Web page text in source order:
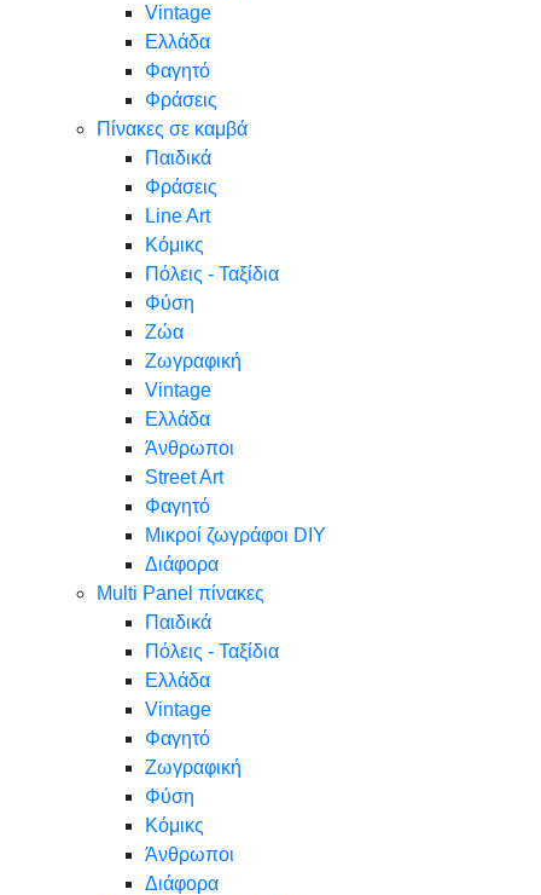
Vintage
Ελλάδα
Φαγητό
Φράσεις
Πίνακες σε καμβά
Παιδικά
Φράσεις
Line Art
Κόμικς
Πόλεις - Ταξίδια
Φύση
Ζώα
Ζωγραφική
Vintage
Ελλάδα
Άνθρωποι
Street Art
Φαγητό
Μικροί ζωγράφοι DIY
Διάφορα
Multi Panel πίνακες
Παιδικά
Πόλεις - Ταξίδια
Ελλάδα
Vintage
Φαγητό
Ζωγραφική
Φύση
Κόμικς
Άνθρωποι
Διάφορα